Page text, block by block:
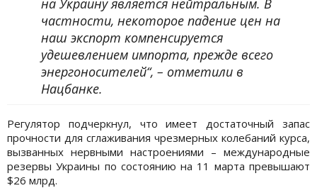
частности, некоторое падение цен на
наш экспорт компенсируется
удешевлением импорта, прежде всего
энергоносителей“, – отметили в
Нацбанке.
Регулятор подчеркнул, что имеет достаточный запас
прочности для сглаживания чрезмерных колебаний курса,
вызванных нервными настроениями – международные
резервы Украины по состоянию на 11 марта превышают
$26 млрд.